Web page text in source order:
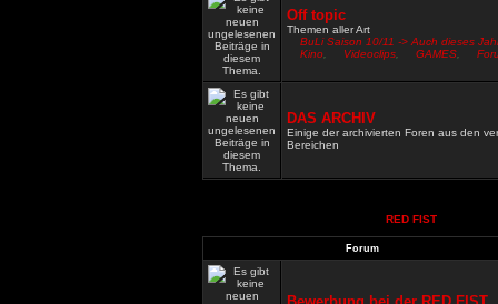
Off topic
Themen aller Art
BuLi Saison 10/11 -> Auch dieses
Kino
Videoclips GAMES
DAS ARCHIV
Einige der archivierten Foren aus den
Bereichen
RED FIST
Forum